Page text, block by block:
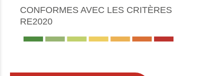
CONFORMES AVEC LES CRITÈRES
RE2020